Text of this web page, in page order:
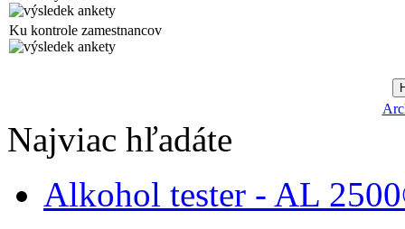
Ku kontrole zamestnancov
Najviac hľadáte
Alkohol tester - AL